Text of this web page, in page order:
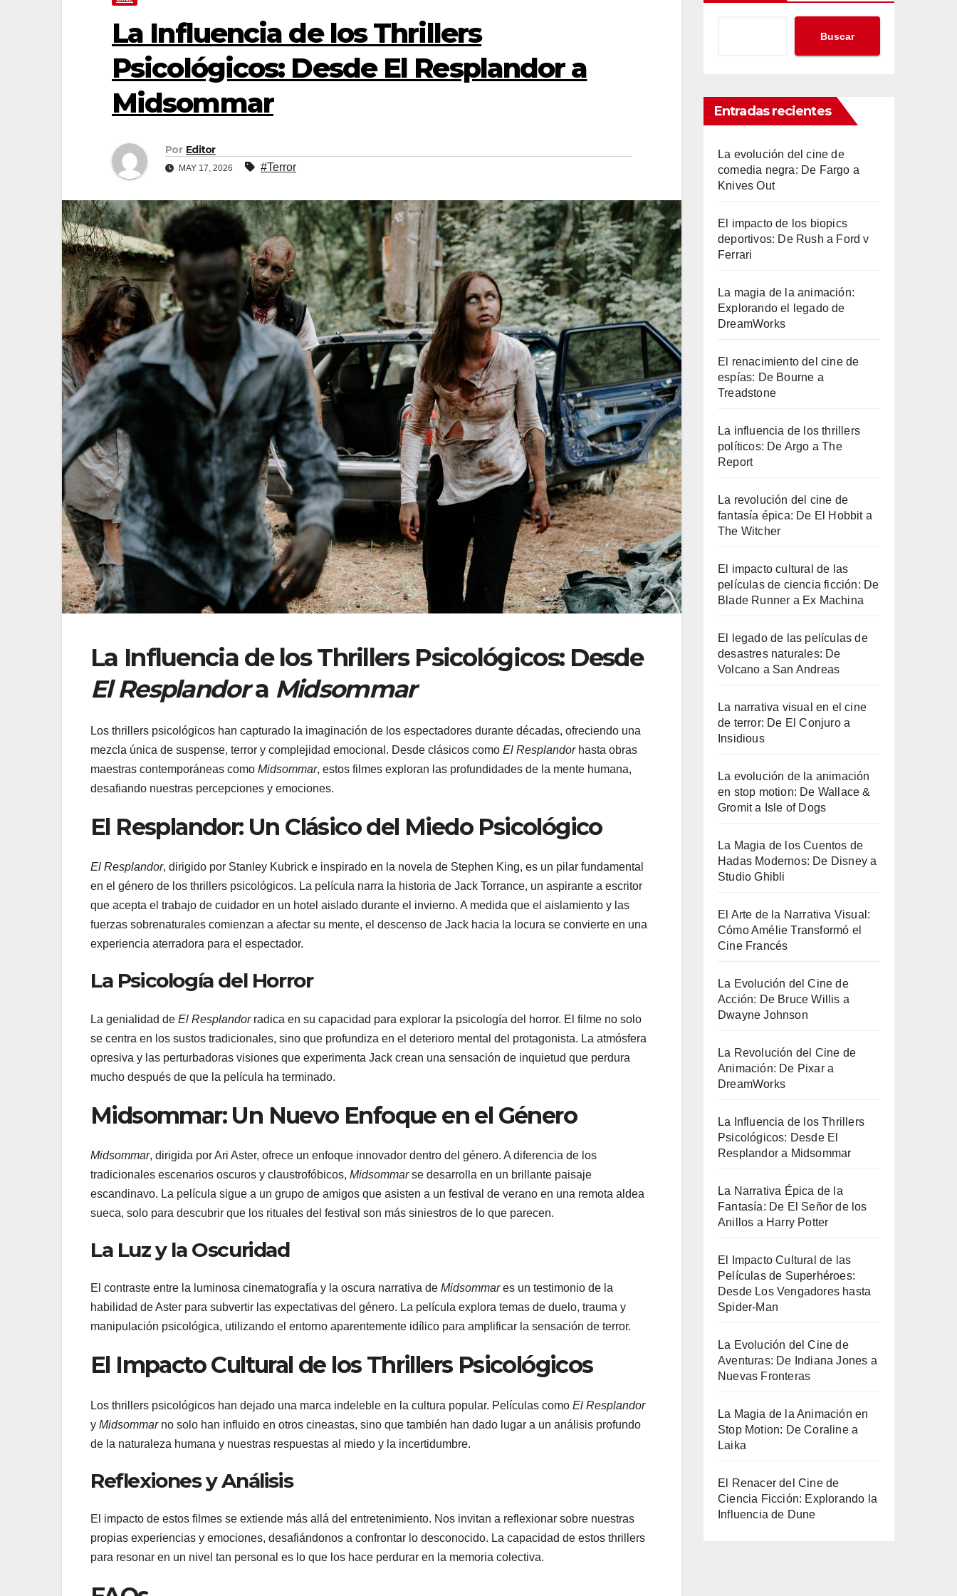
La Influencia de los Thrillers
Psicológicos: Desde El Resplandor a
Midsommar
Por Editor
MAY 17, 2026 #Terror
La Influencia de los Thrillers Psicológicos: Desde
El Resplandora Midsommar
Los thrillers psicológicos han capturado la imaginación de los espectadores durante décadas, ofreciendo una
mezcla única de suspense, terror y complejidad emocional. Desde clásicos como El Resplandorhasta obras
maestras contemporáneas como Midsommar, estos filmes exploran las profundidades de la mente humana,
desafiando nuestras percepciones y emociones.
El Resplandor: Un Clásico del Miedo Psicológico
El Resplandor, dirigido por Stanley Kubrick e inspirado en la novela de Stephen King, es un pilar fundamental
en el género de los thrillers psicológicos. La película narra la historia de Jack Torrance, un aspirante a escritor
que acepta el trabajo de cuidador en un hotel aislado durante el invierno. A medida que el aislamiento y las
fuerzas sobrenaturales comienzan a afectar su mente, el descenso de Jack hacia la locura se convierte en una
experiencia aterradora para el espectador.
La Psicología del Horror
La genialidad de El Resplandorradica en su capacidad para explorar la psicología del horror. El filme no solo
se centra en los sustos tradicionales, sino que profundiza en el deterioro mental del protagonista. La atmósfera
opresiva y las perturbadoras visiones que experimenta Jack crean una sensación de inquietud que perdura
mucho después de que la película ha terminado.
Midsommar: Un Nuevo Enfoque en el Género
Midsommar, dirigida por Ari Aster, ofrece un enfoque innovador dentro del género. A diferencia de los
tradicionales escenarios oscuros y claustrofóbicos, Midsommarse desarrolla en un brillante paisaje
escandinavo. La película sigue a un grupo de amigos que asisten a un festival de verano en una remota aldea
sueca, solo para descubrir que los rituales del festival son más siniestros de lo que parecen.
La Luz y la Oscuridad
El contraste entre la luminosa cinematografía y la oscura narrativa de Midsommares un testimonio de la
habilidad de Aster para subvertir las expectativas del género. La película explora temas de duelo, trauma y
manipulación psicológica, utilizando el entorno aparentemente idílico para amplificar la sensación de terror.
El Impacto Cultural de los Thrillers Psicológicos
Los thrillers psicológicos han dejado una marca indeleble en la cultura popular. Películas como El Resplandor
y Midsommarno solo han influido en otros cineastas, sino que también han dado lugar a un análisis profundo
de la naturaleza humana y nuestras respuestas al miedo y la incertidumbre.
Reflexiones y Análisis
El impacto de estos filmes se extiende más allá del entretenimiento. Nos invitan a reflexionar sobre nuestras
propias experiencias y emociones, desafiándonos a confrontar lo desconocido. La capacidad de estos thrillers
para resonar en un nivel tan personal es lo que los hace perdurar en la memoria colectiva.
Buscar
Entradas recientes
La evolución del cine de
comedia negra: De Fargo a
Knives Out
El impacto de los biopics
deportivos: De Rush a Ford v
Ferrari
La magia de la animación:
Explorando el legado de
DreamWorks
El renacimiento del cine de
espías: De Bourne a
Treadstone
La influencia de los thrillers
políticos: De Argo a The
Report
La revolución del cine de
fantasía épica: De El Hobbit a
The Witcher
El impacto cultural de las
películas de ciencia ficción: De
Blade Runner a Ex Machina
El legado de las películas de
desastres naturales: De
Volcano a San Andreas
La narrativa visual en el cine
de terror: De El Conjuro a
Insidious
La evolución de la animación
en stop motion: De Wallace &
Gromit a Isle of Dogs
La Magia de los Cuentos de
Hadas Modernos: De Disney a
Studio Ghibli
El Arte de la Narrativa Visual:
Cómo Amélie Transformó el
Cine Francés
La Evolución del Cine de
Acción: De Bruce Willis a
Dwayne Johnson
La Revolución del Cine de
Animación: De Pixar a
DreamWorks
La Influencia de los Thrillers
Psicológicos: Desde El
Resplandor a Midsommar
La Narrativa Épica de la
Fantasía: De El Señor de los
Anillos a Harry Potter
El Impacto Cultural de las
Películas de Superhéroes:
Desde Los Vengadores hasta
Spider-Man
La Evolución del Cine de
Aventuras: De Indiana Jones a
Nuevas Fronteras
La Magia de la Animación en
Stop Motion: De Coraline a
Laika
El Renacer del Cine de
Ciencia Ficción: Explorando la
Influencia de Dune